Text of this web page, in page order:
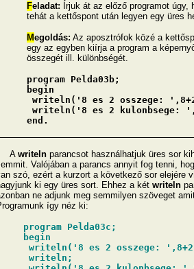
Feladat: Írjuk át az előző programot
tehát a kettőspont után legyen egy üres
Megoldás: Az aposztrófok közé a
egy az egyben kiírja a program a
összegét ill. különbségét.
program Pelda03b;
begin
writeln('8 es 2 osszege:
writeln('8 es 2 kulonbsege:
end.
A writelnparancsot használhatjuk üres sor
Valójában a parancs annyit fog tenni,
szó, ezért a kurzort a következő sor elejére
ki egy üres sort. Ehhez a két writeln
ne adjunk meg semmilyen szöveget
így néz ki:
program Pelda03c;
begin
writeln('8 es 2 osszege:
writeln;